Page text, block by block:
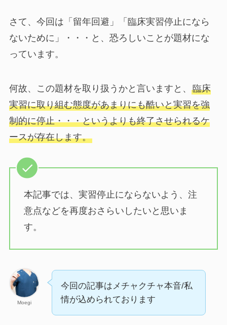
さて、今回は「留年回避」「臨床実習停止になら
ないために」・・・と、恐ろしいことが題材にな
っています。
何故、この題材を取り扱うかと言いますと、 臨床
実習に取り組む態度があまりにも酷いと実習を強
制的に停止・・・というよりも終了させられるケ
ースが存在します。
本記事では、実習停止にならないよう、注
意点などを再度おさらいしたいと思いま
す。
Moegi
今回の記事はメチャクチャ本音/私
情が込められております